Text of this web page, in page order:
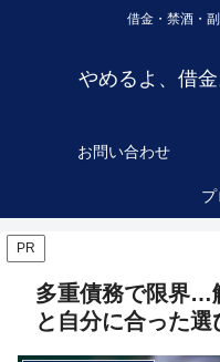
借金・禁酒・
やめるよ、借
お問い合わせ
PR
多重債務で限界…
と自分に合った選